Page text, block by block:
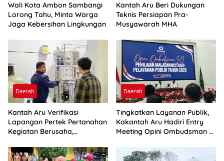
Wali Kota Ambon Sambangi
Lorong Tahu, Minta Warga
Jaga Kebersihan Lingkungan
Kantah Aru Beri Dukungan
Teknis Persiapan Pra-
Musyawarah MHA
Daerah
Kantah Aru Verifikasi
Lapangan Pertek Pertanahan
Kegiatan Berusaha,
Daerah
Tingkatkan Layanan Publik,
Kakantah Aru Hadiri Entry
Meeting Opini Ombudsman RI